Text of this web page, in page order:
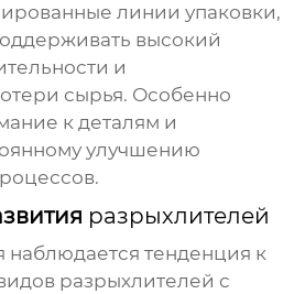
линии упаковки,
высокий
и
сырья. Особенно
к деталям и
улучшению
разрыхлителей
наблюдается тенденция к
разрыхлителей с